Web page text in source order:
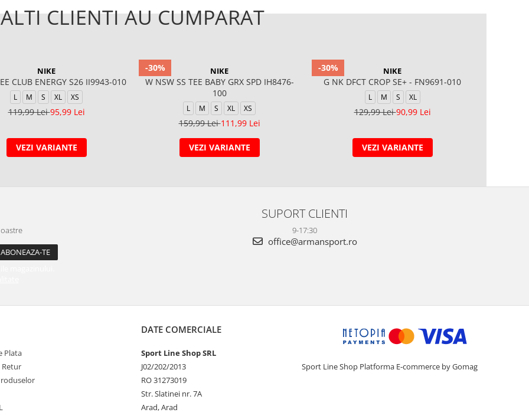
ALTI CLIENTI AU CUMPARAT
NIKE
CLUB ENERGY S26 II9943-010
L M S XL XS
119,99 Lei95,99 Lei
VEZI VARIANTE
-30% NIKE
W NSW SS TEE BABY GRX SPD IH8476-
100
L M S XL XS
159,99 Lei111,99 Lei
VEZI VARIANTE
-30% NIKE
G NK DFCT CROP SE+ - FN9691-010
L M S XL
129,99 Lei90,99 Lei
VEZI VARIANTE
magazinului.
SUPORT CLIENTI
9-17:30
office@armansport.ro
Plata
Retur
DATE COMERCIALE
Sport Line Shop SRL
J02/202/2013
RO 31273019
Str. Slatinei nr. 7A
Arad, Arad
Sport Line Shop Platforma E-commerce by Gomag